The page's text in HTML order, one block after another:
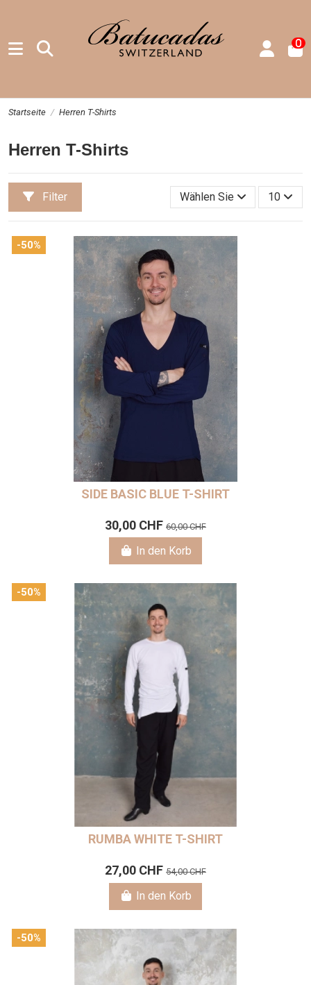
0
Startseite Herren T-Shirts
Herren T-Shirts
Filter Wählen Sie 10
-50%
SIDE BASIC BLUE T-SHIRT
30,00 CHF 60,00 CHF
In den Korb
-50%
RUMBA WHITE T-SHIRT
27,00 CHF 54,00 CHF
In den Korb
-50%